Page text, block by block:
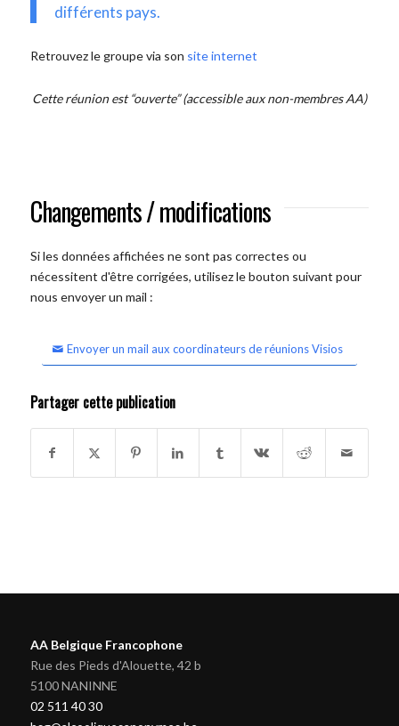
différents pays.
Retrouvez le groupe via son site internet
Cette réunion est “ouverte” (accessible aux non-membres AA)
Changements / modifications
Si les données affichées ne sont pas correctes ou
nécessitent d'être corrigées, utilisez le bouton suivant pour
nous envoyer un mail :
Envoyer un mail aux coordinateurs de réunions Visios
Partager cette publication
AA Belgique Francophone
Rue des Pieds d'Alouette, 42 b
5100 NANINNE
02 511 40 30